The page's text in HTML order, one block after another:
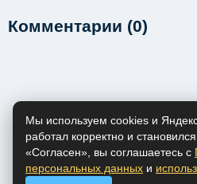
Комментарии (0)
Мы используем cookies и
работал корректно и
«Согласен», вы соглашаетесь с
персональных данных и